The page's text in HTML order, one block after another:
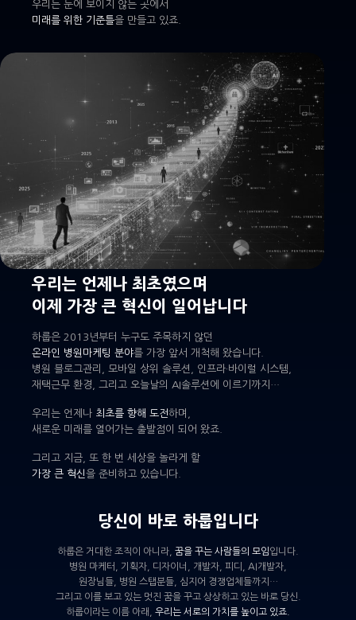
우리는 눈에 보이지 않는 곳에서
미래를 위한 기준틀을 만들고 있죠.
우리는 언제나 최초였으며
이제 가장 큰 혁신이 일어납니다
하룹은 2013년부터 누구도 주목하지 않던
온라인 병원마케팅 분야를 가장 앞서 개척해 왔습니다.
병원 블로그관리, 모바일 상위 솔루션, 인프라·바이럴 시스템,
재택근무 환경, 그리고 오늘날의 AI솔루션에 이르기까지…
우리는 언제나 최초를 향해 도전하며,
새로운 미래를 열어가는 출발점이 되어 왔죠.
그리고 지금, 또 한 번 세상을 놀라게 할
가장 큰 혁신을 준비하고 있습니다.
당신이 바로 하룹입니다
하룹은 거대한 조직이 아니라, 꿈을 꾸는 사람들의 모임입니다.
병원 마케터, 기획자, 디자이너, 개발자, 피디, AI개발자,
원장님들, 병원 스탭분들, 심지어 경쟁업체들까지…
그리고 이를 보고 있는 멋진 꿈을 꾸고 상상하고 있는 바로 당신.
하룹이라는 이름 아래, 우리는 서로의 가치를 높이고 있죠.